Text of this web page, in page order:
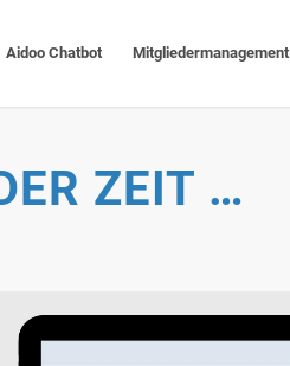
Aidoo Chatbot Mitgliedermanagement
ZEIT …